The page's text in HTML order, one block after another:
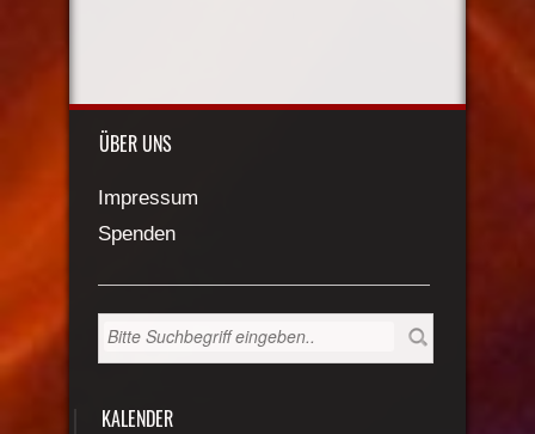
ÜBER UNS
Impressum
Spenden
KALENDER